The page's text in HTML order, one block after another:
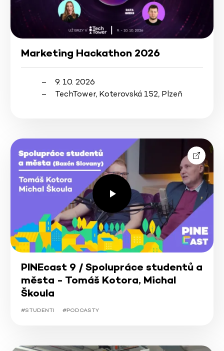
Marketing Hackathon 2026
9. 10. 2026
TechTower, Koterovská 152, Plzeň
PINEcast 9 / Spolupráce studentů a
města - Tomáš Kotora, Michal
Škoula
#STUDENTI #PODCASTY